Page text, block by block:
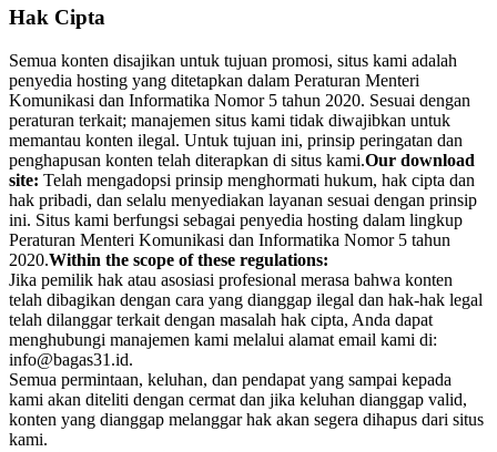
Hak Cipta
Semua konten disajikan untuk tujuan promosi, situs kami adalah
penyedia hosting yang ditetapkan dalam Peraturan Menteri
Komunikasi dan Informatika Nomor 5 tahun 2020. Sesuai dengan
peraturan terkait; manajemen situs kami tidak diwajibkan untuk
memantau konten ilegal. Untuk tujuan ini, prinsip peringatan dan
penghapusan konten telah diterapkan di situs kami.Our download
site: Telah mengadopsi prinsip menghormati hukum, hak cipta dan
hak pribadi, dan selalu menyediakan layanan sesuai dengan prinsip
ini. Situs kami berfungsi sebagai penyedia hosting dalam lingkup
Peraturan Menteri Komunikasi dan Informatika Nomor 5 tahun
2020.Within the scope of these regulations:
Jika pemilik hak atau asosiasi profesional merasa bahwa konten
telah dibagikan dengan cara yang dianggap ilegal dan hak-hak legal
telah dilanggar terkait dengan masalah hak cipta, Anda dapat
menghubungi manajemen kami melalui alamat email kami di:
info@bagas31.id.
Semua permintaan, keluhan, dan pendapat yang sampai kepada
kami akan diteliti dengan cermat dan jika keluhan dianggap valid,
konten yang dianggap melanggar hak akan segera dihapus dari situs
kami.